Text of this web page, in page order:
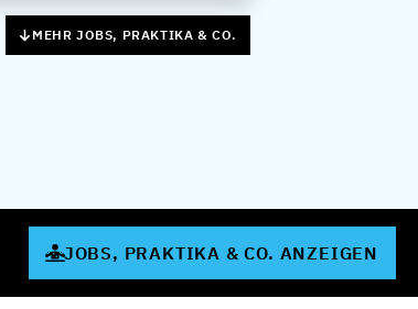
MEHR JOBS, PRAKTIKA & CO.
JOBS, PRAKTIKA & CO. ANZEIGEN